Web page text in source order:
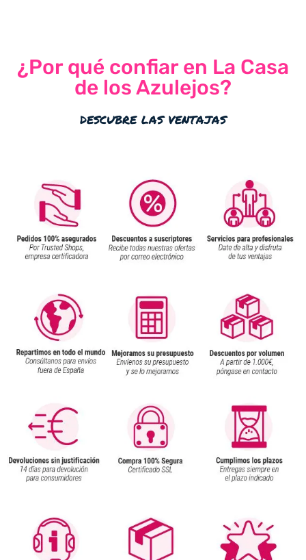
¿Por qué confiar en La Casa
de los Azulejos?
descubre las ventajas